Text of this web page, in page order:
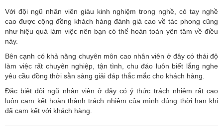
Với đội ngũ nhân viên giàu kinh nghiệm trong nghề, có tay nghề
cao được cộng đồng khách hàng đánh giá cao về tác phong cũng
như hiệu quả làm việc nên bạn có thể hoàn toàn yên tâm về điều
này.
Bên cạnh có khả năng chuyên môn cao nhân viên ở đây có thái độ
làm việc rất chuyên nghiệp, tận tình, chu đáo luôn biết lắng nghe
yêu cầu đồng thời sẵn sàng giải đáp thắc mắc cho khách hàng.
Đặc biệt đội ngũ nhân viên ở đây có ý thức trách nhiệm rất cao
luôn cam kết hoàn thành trách nhiệm của mình đúng thời hạn khi
đã cam kết với khách hàng.